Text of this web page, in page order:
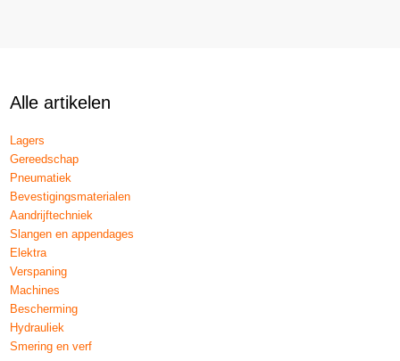
Alle artikelen
Lagers
Gereedschap
Pneumatiek
Bevestigingsmaterialen
Aandrijftechniek
Slangen en appendages
Elektra
Verspaning
Machines
Bescherming
Hydrauliek
Smering en verf